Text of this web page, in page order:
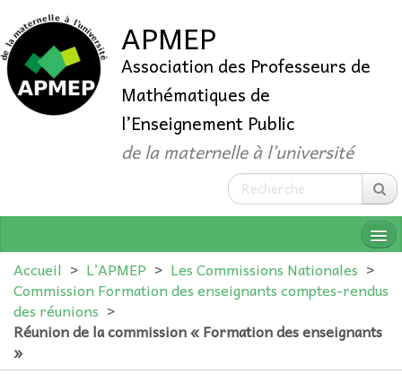
APMEP
Association des Professeurs de
Mathématiques de
l’Enseignement Public
de la maternelle à l’université
QUI SOMMES-NOUS ?
ADHÉRER
Accueil > L’APMEP > Les Commissions Nationales >
Commission Formation des enseignants comptes-rendus
des réunions >
Réunion de la commission « Formation des enseignants
»